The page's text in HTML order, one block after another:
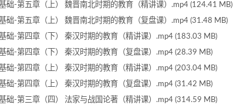
础-第五章（上） 魏晋南北时期的教育（精讲课）.mp4 (124.41 MB)
础-第五章（上） 魏晋南北时期的教育（复盘课）.mp4 (31.48 MB)
础-第四章（下） 秦汉时期的教育（精讲课）.mp4 (183.03 MB)
础-第四章（下） 秦汉时期的教育（复盘课）.mp4 (28.39 MB)
础-第四章（上） 秦汉时期的教育（精讲课）.mp4 (203.04 MB)
础-第四章（上） 秦汉时期的教育（复盘课）.mp4 (31.42 MB)
础-第三章（四） 法家与战国论著（精讲课）.mp4 (314.59 MB)